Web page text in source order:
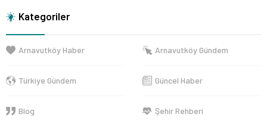
Kategoriler
Arnavutköy Haber Arnavutköy Gündem
Türkiye Gündem Güncel Haber
Blog Şehir Rehberi